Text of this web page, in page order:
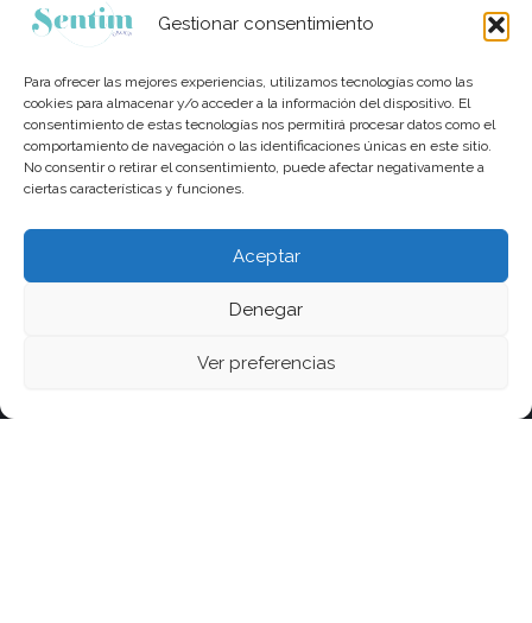
Gestionar consentimiento
Para ofrecer las mejores experiencias, utilizamos tecnologías como las
cookies para almacenar y/o acceder a la información del dispositivo. El
consentimiento de estas tecnologías nos permitirá procesar datos como el
comportamiento de navegación o las identificaciones únicas en este sitio.
No consentir o retirar el consentimiento, puede afectar negativamente a
ciertas características y funciones.
Aceptar
Denegar
Ver preferencias